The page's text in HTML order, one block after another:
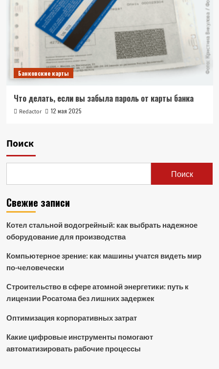
Банковские карты
Что делать, если вы забыла пароль от карты банка
Redactor 12 мая 2025
Поиск
Поиск
Свежие записи
Котел стальной водогрейный: как выбрать надежное
оборудование для производства
Компьютерное зрение: как машины учатся видеть мир
по-человечески
Строительство в сфере атомной энергетики: путь к
лицензии Росатома без лишних задержек
Оптимизация корпоративных затрат
Какие цифровые инструменты помогают
автоматизировать рабочие процессы